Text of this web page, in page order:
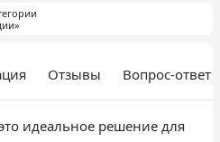
Отзывы Вопрос-ответ
идеальное решение для